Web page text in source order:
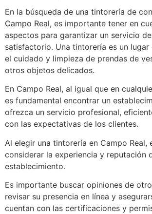
En la búsqueda de una tintorería de
Campo Real, es importante tener en
aspectos para garantizar un servicio
satisfactorio. Una tintorería es un lugar
el cuidado y limpieza de prendas de
otros objetos delicados.
En Campo Real, al igual que en
es fundamental encontrar un
ofrezca un servicio profesional,
con las expectativas de los clientes.
Al elegir una tintorería en Campo Real,
considerar la experiencia y reputación
establecimiento.
Es importante buscar opiniones de
revisar su presencia en línea y
cuentan con las certificaciones y